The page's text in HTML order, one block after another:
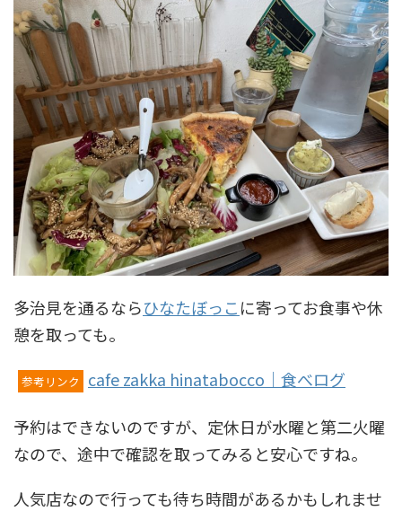
多治見を通るならひなたぼっこに寄ってお食事や休
憩を取っても。
参考リンク cafe zakka hinatabocco｜食べログ
予約はできないのですが、定休日が水曜と第二火曜
なので、途中で確認を取ってみると安心ですね。
人気店なので行っても待ち時間があるかもしれませ